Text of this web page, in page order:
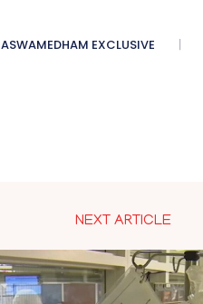
ASWAMEDHAM EXCLUSIVE
NEXT ARTICLE